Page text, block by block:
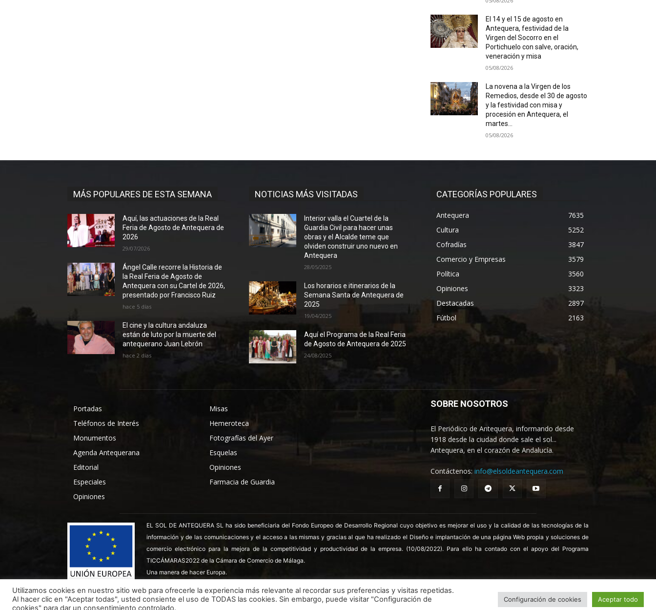
El 14 y el 15 de agosto en
Antequera, festividad de la
Virgen del Socorro en el
Portichuelo con salve, oración,
veneración y misa
05/08/2026
La novena a la Virgen de los
Remedios, desde el 30 de agosto
y la festividad con misa y
procesión en Antequera, el
martes...
05/08/2026
MÁS POPULARES DE ESTA SEMANA
Aquí, las actuaciones de la Real
Feria de Agosto de Antequera de
2026
29/07/2026
Ángel Calle recorre la Historia de
la Real Feria de Agosto de
Antequera con su Cartel de 2026,
presentado por Francisco Ruiz
hace 5 días
El cine y la cultura andaluza
están de luto por la muerte del
antequerano Juan Lebrón
hace 2 días
NOTICIAS MÁS VISITADAS
Interior valla el Cuartel de la
Guardia Civil para hacer unas
obras y el Alcalde teme que
olviden construir uno nuevo en
Antequera
28/05/2025
Los horarios e itinerarios de la
Semana Santa de Antequera de
2025
19/04/2025
Aquí el Programa de la Real Feria
de Agosto de Antequera de 2025
24/08/2025
CATEGORÍAS POPULARES
Antequera
7635
Cultura
5252
Cofradías
3847
Comercio y Empresas
3579
Política
3560
Opiniones
3323
Destacadas
2897
Fútbol
2163
Portadas
Teléfonos de Interés
Monumentos
Agenda Antequerana
Editorial
Especiales
Opiniones
Misas
Hemeroteca
Fotografías del Ayer
Esquelas
Opiniones
Farmacia de Guardia
SOBRE NOSOTROS
El Periódico de Antequera, informando desde
1918 desde la ciudad donde sale el sol...
Antequera, en el corazón de Andalucía.
Contáctenos: info@elsoldeantequera.com
EL SOL DE ANTEQUERA SL ha sido beneficiaria del Fondo Europeo de Desarrollo Regional cuyo objetivo es mejorar el uso y la calidad de las tecnologías de la
información y de las comunicaciones y el acceso a las mismas y gracias al que ha realizado el Diseño e implantación de una página Web propia y soluciones de
comercio electrónico para la mejora de la competitividad y productividad de la empresa. (10/08/2022). Para ello ha contado con el apoyo del Programa
TICCÁMARAS2022 de la Cámara de Comercio de Málaga.
Una manera de hacer Europa.
Todos los derechos reservados ©Dinan - 2026 LSSICE Términos y condiciones Política de Cookies Política de Privacidad
Aviso legal
Utilizamos cookies en nuestro sitio web para ofrecerle la experiencia más relevante al recordar sus preferencias y visitas repetidas.
Al hacer clic en "Aceptar todas", usted consiente el uso de TODAS las cookies. Sin embargo, puede visitar "Configuración de
cookies" para dar un consentimiento controlado.
Configuración de cookies Aceptar todo